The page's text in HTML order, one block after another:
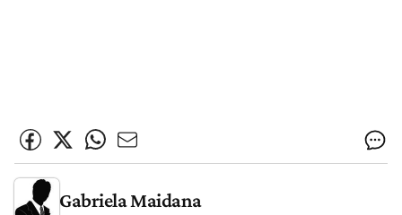
Gabriela Maidana